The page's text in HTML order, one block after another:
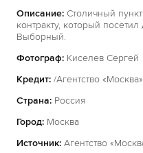
Описание: Столичный
контракту, который
Выборный.
Фотограф: Киселев Сергей
Кредит: /Агентство «Москва»
Страна: Россия
Город: Москва
Источник: Агентство